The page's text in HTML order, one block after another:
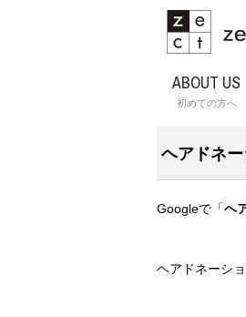
ABOUT US
初めての方へ
ヘアドネ
Googleで「ヘ
ヘアドネーシ